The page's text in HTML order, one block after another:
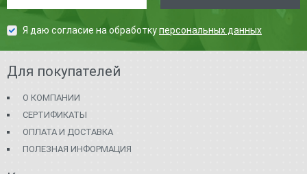
Я даю согласие на обработкуперсональных данных
Для покупателей
О КОМПАНИИ
СЕРТИФИКАТЫ
ОПЛАТА И ДОСТАВКА
ПОЛЕЗНАЯ ИНФОРМАЦИЯ